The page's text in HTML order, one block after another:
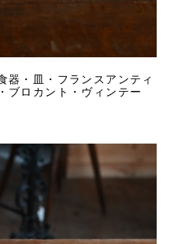
・皿・フランスアンティ
ブロカント・ヴィンテー